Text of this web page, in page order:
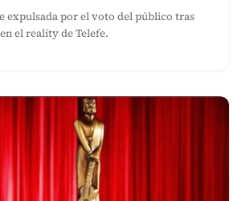
expulsada por el voto del público tras
el reality de Telefe.